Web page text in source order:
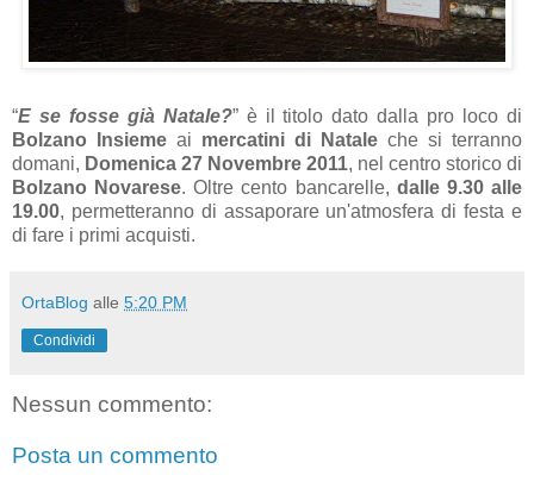
“E se fosse già Natale?” è il titolo dato dalla pro loco di
Bolzano Insieme ai mercatini di Natale che si terranno
domani, Domenica 27 Novembre 2011, nel centro storico di
Bolzano Novarese. Oltre cento bancarelle, dalle 9.30 alle
19.00, permetteranno di assaporare un'atmosfera di festa e
di fare i primi acquisti.
OrtaBlog alle 5:20 PM
Condividi
Nessun commento:
Posta un commento